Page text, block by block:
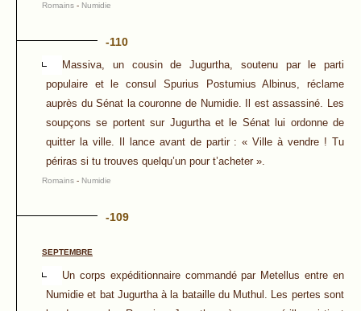
Romains - Numidie
-110
Massiva, un cousin de Jugurtha, soutenu par le parti
populaire et le consul Spurius Postumius Albinus, réclame
auprès du Sénat la couronne de Numidie. Il est assassiné. Les
soupçons se portent sur Jugurtha et le Sénat lui ordonne de
quitter la ville. Il lance avant de partir : « Ville à vendre ! Tu
périras si tu trouves quelqu’un pour t’acheter ».
Romains - Numidie
-109
SEPTEMBRE
Un corps expéditionnaire commandé par Metellus entre en
Numidie et bat Jugurtha à la bataille du Muthul. Les pertes sont